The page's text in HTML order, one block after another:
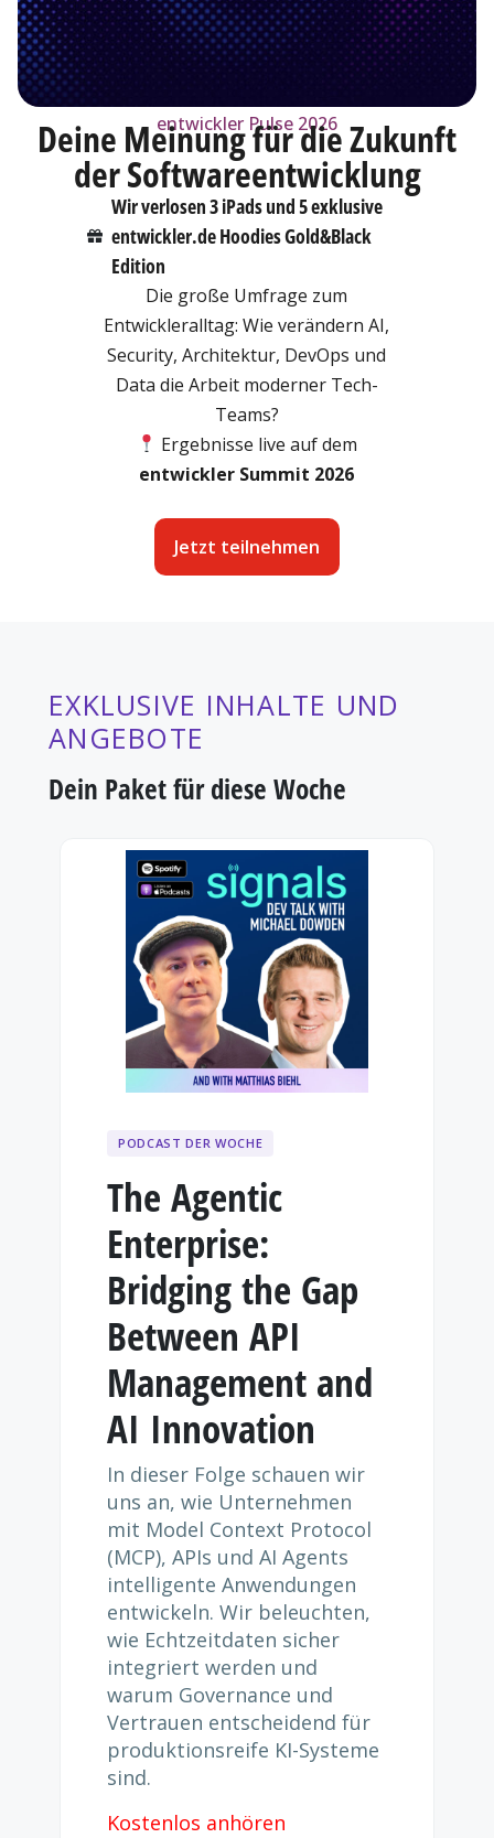
entwickler Pulse 2026
Deine Meinung für die Zukunft
der Softwareentwicklung
Wir verlosen 3 iPads und 5 exklusive
entwickler.de Hoodies Gold&Black
Edition
Die große Umfrage zum
Entwickleralltag: Wie verändern AI,
Security, Architektur, DevOps und
Data die Arbeit moderner Tech-
Teams?
Ergebnisse live auf dem
entwickler Summit 2026
Jetzt teilnehmen
EXKLUSIVE INHALTE UND
ANGEBOTE
Dein Paket für diese Woche
PODCAST DER WOCHE
The Agentic
Enterprise:
Bridging the Gap
Between API
Management and
AI Innovation
In dieser Folge schauen wir
uns an, wie Unternehmen
mit Model Context Protocol
(MCP), APIs und AI Agents
intelligente Anwendungen
entwickeln. Wir beleuchten,
wie Echtzeitdaten sicher
integriert werden und
warum Governance und
Vertrauen entscheidend für
produktionsreife KI-Systeme
sind.
Kostenlos anhören